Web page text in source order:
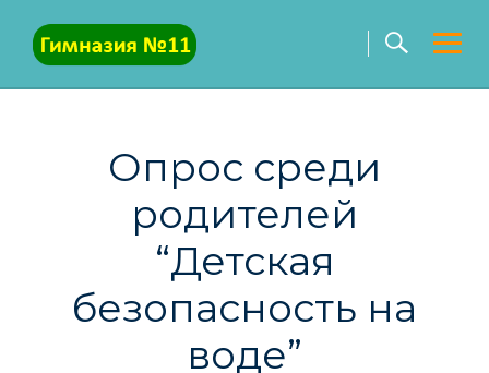
content
Опрос среди
родителей
“Детская
безопасность на
воде”